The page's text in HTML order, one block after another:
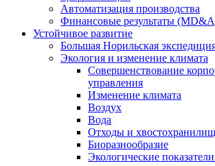
Автоматизация производства
Финансовые результаты
Устойчивое развитие
Большая Норильская
Экология и изменение климата
Совершенствование
управления
Изменение климата
Воздух
Вода
Отходы и
Биоразнообразие
Экологические